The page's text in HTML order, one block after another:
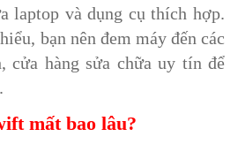
laptop và dụng cụ thích hợp.
bạn nên đem máy đến các
cửa hàng sửa chữa uy tín để
mất bao lâu?